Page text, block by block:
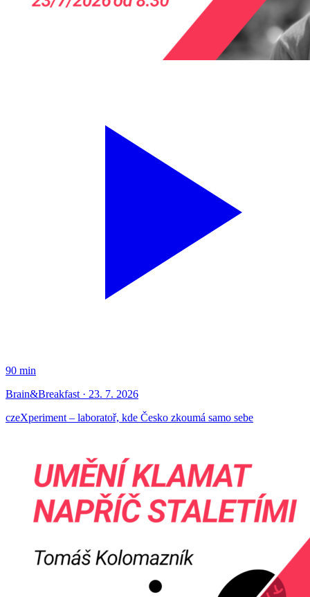
90 min
Brain&Breakfast · 23. 7. 2026
czeXperiment – laboratoř, kde Česko zkoumá samo sebe